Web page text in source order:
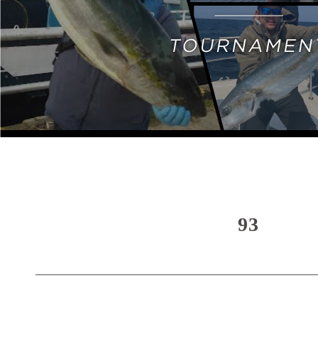
93